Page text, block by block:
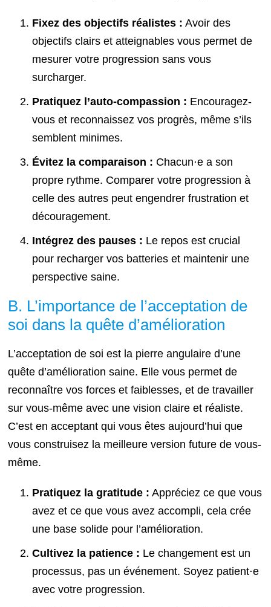
Fixez des objectifs réalistes : Avoir des
objectifs clairs et atteignables vous permet de
mesurer votre progression sans vous
surcharger.
Pratiquez l’auto-compassion : Encouragez-
vous et reconnaissez vos progrès, même s’ils
semblent minimes.
Évitez la comparaison : Chacun⋅e a son
propre rythme. Comparer votre progression à
celle des autres peut engendrer frustration et
découragement.
Intégrez des pauses : Le repos est crucial
pour recharger vos batteries et maintenir une
perspective saine.
B. L’importance de l’acceptation de
soi dans la quête d’amélioration
L’acceptation de soi est la pierre angulaire d’une
quête d’amélioration saine. Elle vous permet de
reconnaître vos forces et faiblesses, et de travailler
sur vous-même avec une vision claire et réaliste.
C’est en acceptant qui vous êtes aujourd’hui que
vous construisez la meilleure version future de vous-
même.
Pratiquez la gratitude : Appréciez ce que vous
avez et ce que vous avez accompli, cela crée
une base solide pour l’amélioration.
Cultivez la patience : Le changement est un
processus, pas un événement. Soyez patient⋅e
avec votre progression.